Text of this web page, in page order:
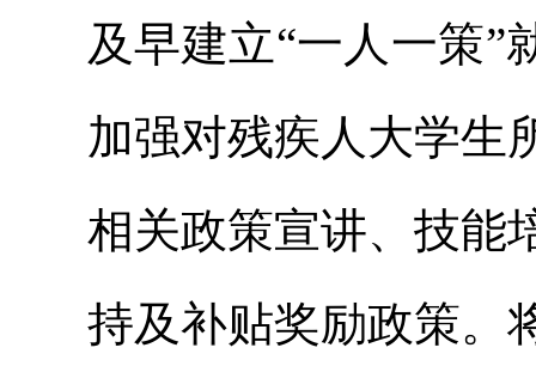
及早建立“一人一策”
加强对残疾人大学生
相关政策宣讲、技能
持及补贴奖励政策。